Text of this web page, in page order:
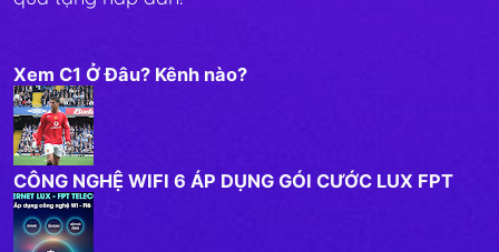
Xem C1 Ở Đâu? Kênh nào?
CÔNG NGHỆ WIFI 6 ÁP DỤNG GÓI CƯỚC LUX FPT